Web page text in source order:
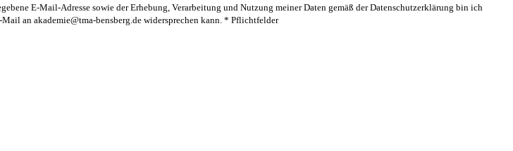
E-Mail-Adresse sowie der Erhebung, Verarbeitung und Nutzung meiner Daten gemäß der Datenschutzerklärung bin ich
Mail an akademie@tma-bensberg.de widersprechen kann. * Pflichtfelder